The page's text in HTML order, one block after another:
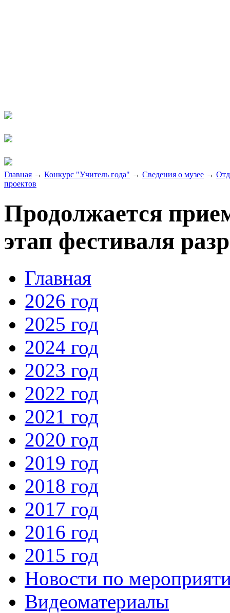
Главная → Конкурс "Учитель года" → Сведения о музее →
проектов
Продолжается
этап фестиваля
Главная
2026 год
2025 год
2024 год
2023 год
2022 год
2021 год
2020 год
2019 год
2018 год
2017 год
2016 год
2015 год
Новости по
Видеоматериалы